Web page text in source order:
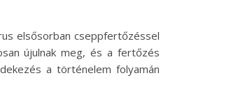
elsősorban cseppfertőzéssel
újulnak meg, és a fertőzés
a történelem folyamán